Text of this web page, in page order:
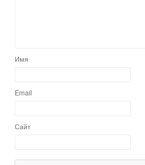
Имя
Email
Сайт